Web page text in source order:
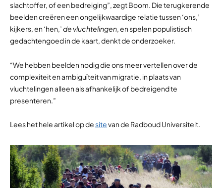
slachtoffer, of een bedreiging”, zegt Boom. Die terugkerende
beelden creëren een ongelijkwaardige relatie tussen ‘ons,’
kijkers, en ‘hen,’de vluchtelingen, en spelen populistisch
gedachtengoed in de kaart, denkt de onderzoeker.
“We hebben beelden nodig die ons meer vertellen over de
complexiteit en ambiguïteit van migratie, in plaats van
vluchtelingen alleen als afhankelijk of bedreigend te
presenteren .”
Lees het hele artikel op desitevan de Radboud Universiteit.